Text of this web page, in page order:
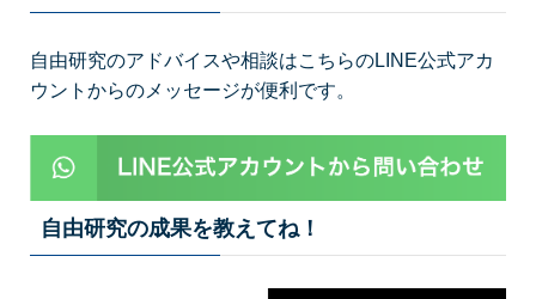
自由研究のアドバイスや相談はこちらのLINE公式アカ
ウントからのメッセージが便利です。
自由研究の成果を教えてね！